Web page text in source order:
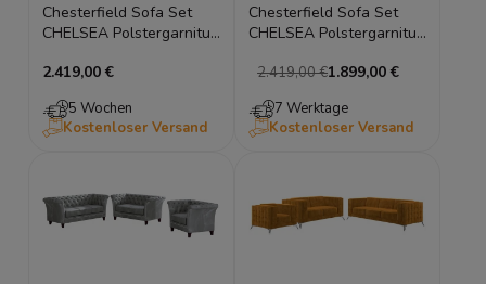
Chesterfield Sofa Set
CHELSEA Polstergarnitur
2.419,00 €
5 Wochen
Kostenloser Versand
Chesterfield Sofa Set
CHELSEA Polstergarnitur
1.899,00 €
2.419,00 €
7 Werktage
Kostenloser Versand